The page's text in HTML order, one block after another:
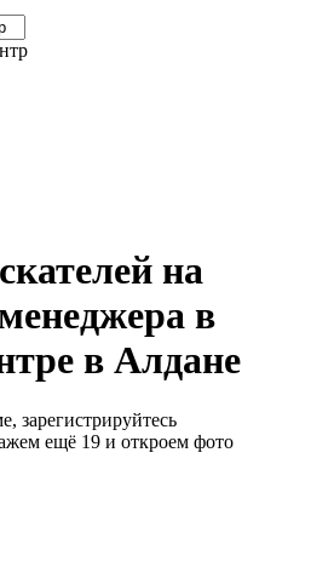
на
в
в Алдане
зарегистрируйтесь
ещё 19 и откроем фото